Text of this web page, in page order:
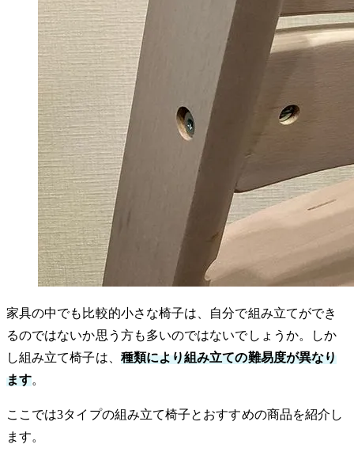
家具の中でも比較的小さな椅子は、自分で組み立てができ
るのではないか思う方も多いのではないでしょうか。しか
し組み立て椅子は、 種類により組み立ての難易度が異なり
ます。
ここでは3タイプの組み立て椅子とおすすめの商品を紹介し
ます。